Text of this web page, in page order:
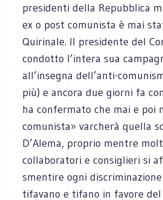
presidenti della Repubblica
ex o post comunista è mai
Quirinale. Il presidente del
condotto l’intera sua
all’insegna dell’anti-
più) e ancora due giorni fa
ha confermato che mai e poi
comunista» varcherà quella
D’Alema, proprio mentre
collaboratori e consiglieri si
smentire ogni
tifavano e tifano in favore del